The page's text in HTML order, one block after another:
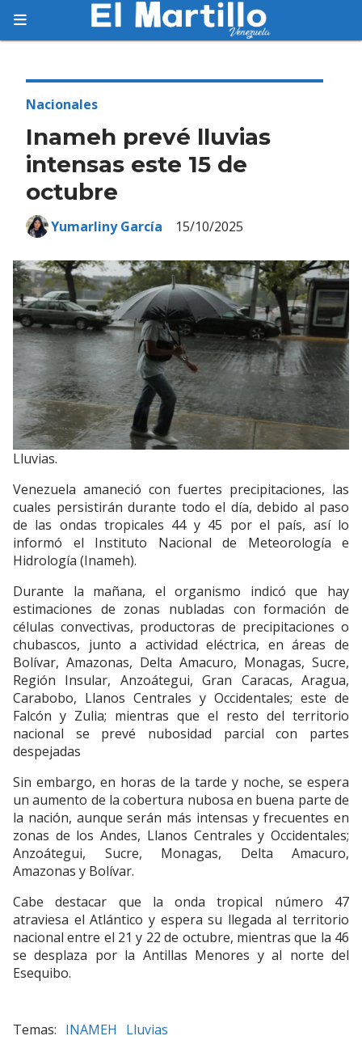
Inameh prevé lluvias
intensas este 15 de
octubre
Nacionales
15/10/2025
Yumarliny García
Lluvias.
Venezuela amaneció con fuertes precipitaciones, las
cuales persistirán durante todo el día, debido al paso
de las ondas tropicales 44 y 45 por el país, así lo
informó el Instituto Nacional de Meteorología e
Hidrología (Inameh).
Durante la mañana, el organismo indicó que hay
estimaciones de zonas nubladas con formación de
células convectivas, productoras de precipitaciones o
chubascos, junto a actividad eléctrica, en áreas de
Bolívar, Amazonas, Delta Amacuro, Monagas, Sucre,
Región Insular, Anzoátegui, Gran Caracas, Aragua,
Carabobo, Llanos Centrales y Occidentales; este de
Falcón y Zulia; mientras que el resto del territorio
nacional se prevé nubosidad parcial con partes
despejadas
Sin embargo, en horas de la tarde y noche, se espera
un aumento de la cobertura nubosa en buena parte de
la nación, aunque serán más intensas y frecuentes en
zonas de los Andes, Llanos Centrales y Occidentales;
Anzoátegui, Sucre, Monagas, Delta Amacuro,
Amazonas y Bolívar.
Cabe destacar que la onda tropical número 47
atraviesa el Atlántico y espera su llegada al territorio
nacional entre el 21 y 22 de octubre, mientras que la 46
se desplaza por la Antillas Menores y al norte del
Esequibo.
INAMEH Lluvias
Suscríbete
Suscríbete a nuestro servicio gratuito de
información diaria en tu email.